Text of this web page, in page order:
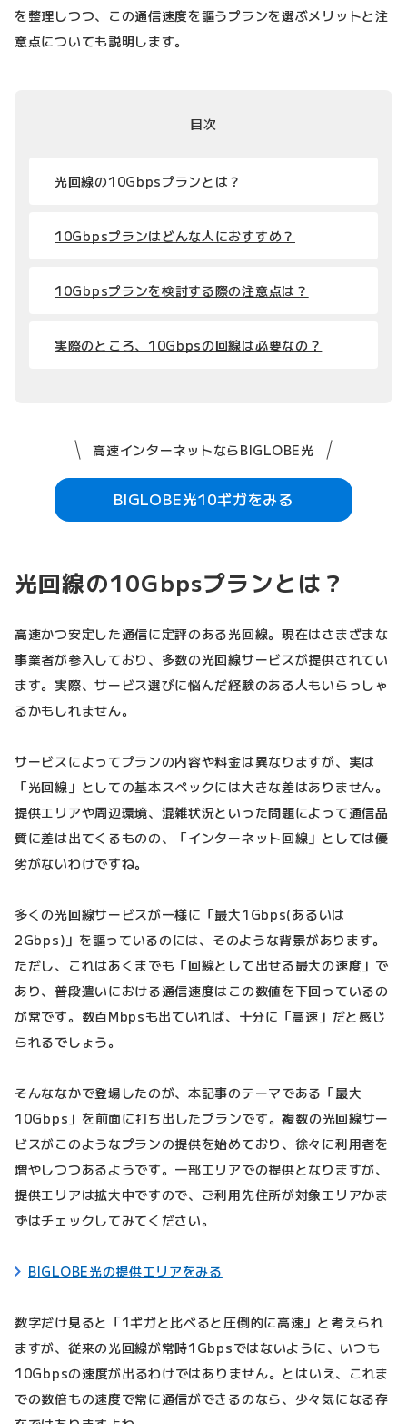
を整理しつつ、この通信速度を謳うプランを選ぶメリットと注
意点についても説明します。
目次
光回線の10Gbpsプランとは？
10Gbpsプランはどんな人におすすめ？
10Gbpsプランを検討する際の注意点は？
実際のところ、10Gbpsの回線は必要なの？
高速インターネットならBIGLOBE光
BIGLOBE光10ギガをみる
光回線の10Gbpsプランとは？
高速かつ安定した通信に定評のある光回線。現在はさまざまな
事業者が参入しており、多数の光回線サービスが提供されてい
ます。実際、サービス選びに悩んだ経験のある人もいらっしゃ
るかもしれません。
サービスによってプランの内容や料金は異なりますが、実は
「光回線」としての基本スペックには大きな差はありません。
提供エリアや周辺環境、混雑状況といった問題によって通信品
質に差は出てくるものの、「インターネット回線」としては優
劣がないわけですね。
多くの光回線サービスが一様に「最大1Gbps(あるいは
2Gbps)」を謳っているのには、そのような背景があります。
ただし、これはあくまでも「回線として出せる最大の速度」で
あり、普段遣いにおける通信速度はこの数値を下回っているの
が常です。数百Mbpsも出ていれば、十分に「高速」だと感じ
られるでしょう。
そんななかで登場したのが、本記事のテーマである「最大
10Gbps」を前面に打ち出したプランです。複数の光回線サー
ビスがこのようなプランの提供を始めており、徐々に利用者を
増やしつつあるようです。一部エリアでの提供となりますが、
提供エリアは拡大中ですので、ご利用先住所が対象エリアかま
ずはチェックしてみてください。
BIGLOBE光の提供エリアをみる
数字だけ見ると「1ギガと比べると圧倒的に高速」と考えられ
ますが、従来の光回線が常時1Gbpsではないように、いつも
10Gbpsの速度が出るわけではありません。とはいえ、これま
での数倍もの速度で常に通信ができるのなら、少々気になる存